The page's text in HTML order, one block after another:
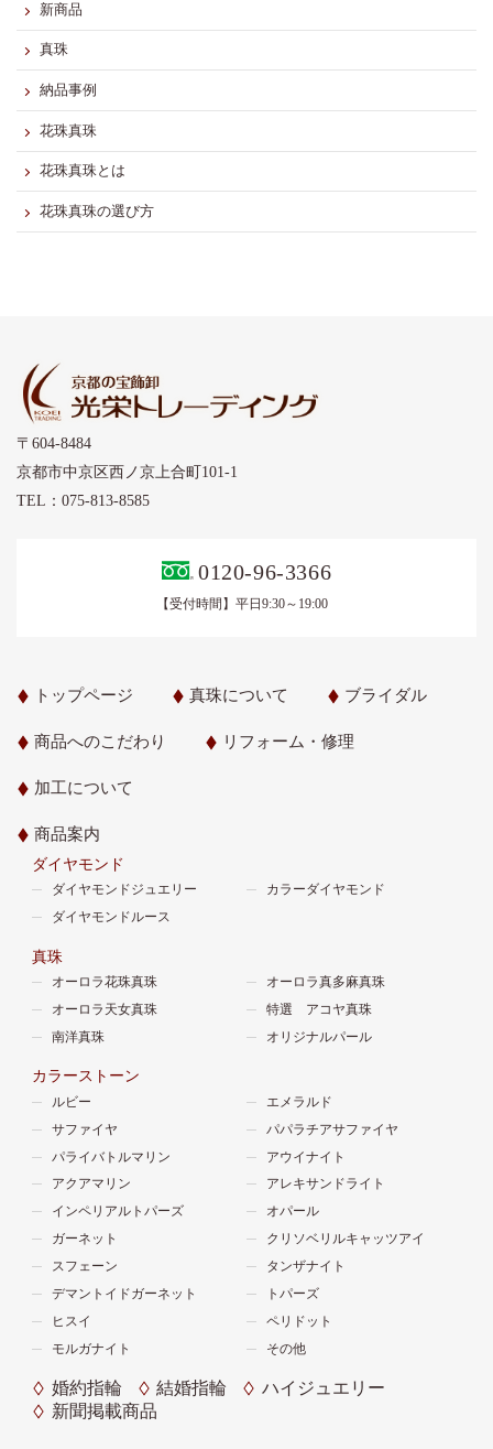
新商品
真珠
納品事例
花珠真珠
花珠真珠とは
花珠真珠の選び方
〒604-8484
京都市中京区西ノ京上合町101-1
TEL：075-813-8585
0120-96-3366
【受付時間】平日9:30～19:00
トップページ 真珠について ブライダル
商品へのこだわり リフォーム・修理
加工について
商品案内
ダイヤモンド
ダイヤモンドジュエリー
カラーダイヤモンド
ダイヤモンドルース
真珠
オーロラ花珠真珠
オーロラ真多麻真珠
オーロラ天女真珠
特選 アコヤ真珠
南洋真珠
オリジナルパール
カラーストーン
ルビー
エメラルド
サファイヤ
パパラチアサファイヤ
パライバトルマリン
アウイナイト
アクアマリン
アレキサンドライト
インペリアルトパーズ
オパール
ガーネット
クリソベリルキャッツアイ
スフェーン
タンザナイト
デマントイドガーネット
トパーズ
ヒスイ
ペリドット
モルガナイト
その他
婚約指輪 結婚指輪
ハイジュエリー
新聞掲載商品